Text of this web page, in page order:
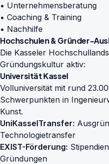
• Unternehmensberatung
• Coaching & Training
• Nachhilfe
Hochschulen & Gründer-
Die Kasseler
Gründungskultur aktiv:
Universität Kassel
Volluniversität mit rund
Schwerpunkten in
Kunst.
UniKasselTransfer:
Technologietransfer
EXIST-Förderung:
Gründungen